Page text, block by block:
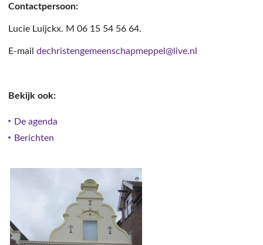
Contactpersoon:
Lucie Luijckx. M 06 15 54 56 64.
E-maildechristengemeenschapmeppel@live.nl
Bekijk ook:
De agenda
Berichten